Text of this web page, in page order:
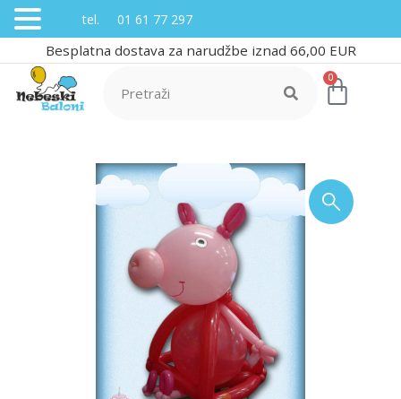
Besplatna dostava za narudžbe iznad 66,00 EUR
0
tel. 01 61 77 297